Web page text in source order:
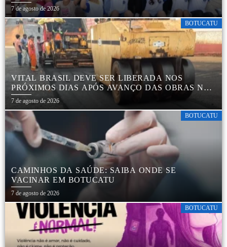
7 de agosto de 2026
BOTUCATU
VITAL BRASIL DEVE SER LIBERADA NOS
PRÓXIMOS DIAS APÓS AVANÇO DAS OBRAS NA
REGIÃO DA RODOVIÁRIA
7 de agosto de 2026
BOTUCATU
CAMINHOS DA SAÚDE: SAIBA ONDE SE
VACINAR EM BOTUCATU
7 de agosto de 2026
BOTUCATU